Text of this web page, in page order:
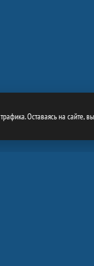
Оставаясь на сайте,